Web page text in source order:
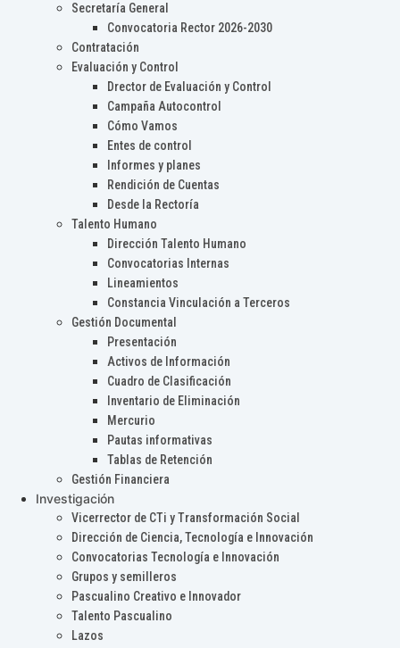
Secretaría General
Convocatoria Rector 2026-2030
Contratación
Evaluación y Control
Drector de Evaluación y Control
Campaña Autocontrol
Cómo Vamos
Entes de control
Informes y planes
Rendición de Cuentas
Desde la Rectoría
Talento Humano
Dirección Talento Humano
Convocatorias Internas
Lineamientos
Constancia Vinculación a Terceros
Gestión Documental
Presentación
Activos de Información
Cuadro de Clasificación
Inventario de Eliminación
Mercurio
Pautas informativas
Tablas de Retención
Gestión Financiera
Investigación
Vicerrector de CTi y Transformación Social
Dirección de Ciencia, Tecnología e Innovación
Convocatorias Tecnología e Innovación
Grupos y semilleros
Pascualino Creativo e Innovador
Talento Pascualino
Lazos